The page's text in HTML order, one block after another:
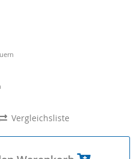
Vergleichsliste